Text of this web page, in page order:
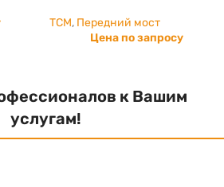
TCM, Передний мост
Цена по запросу
к Вашим
услугам!